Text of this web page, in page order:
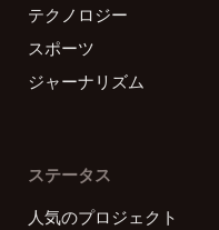
テクノロジー
スポーツ
ジャーナリズム
ステータス
人気のプロジェクト